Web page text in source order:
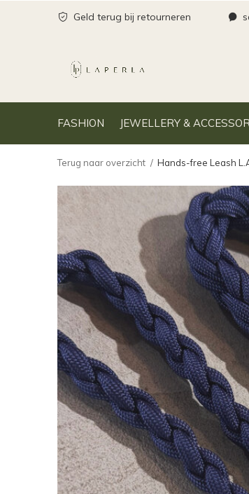
FASHION JEWELLERY &
Geld terug bij retourneren
Terug naar overzicht Hands-free Leash